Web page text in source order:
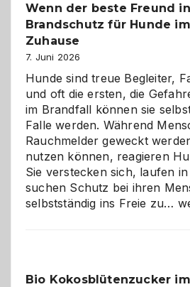
und
herzlich
Wenn der beste Freund
Brandschutz für Hunde
Zuhause
7. Juni 2026
Hunde sind treue Begleiter,
und oft die ersten, die
im Brandfall können sie
Falle werden. Während
Rauchmelder geweckt
nutzen können, reagieren
Sie verstecken sich, laufen
suchen Schutz bei ihren
selbstständig ins Freie zu…
Bio Kokosblütenzucker